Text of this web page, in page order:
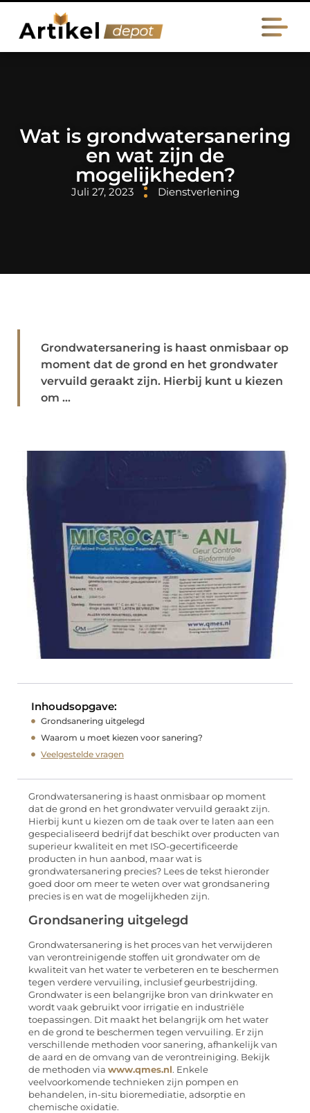
Wat is grondwatersanering
en wat zijn de
mogelijkheden?
Juli 27, 2023 Dienstverlening
Grondwatersanering is haast onmisbaar op
moment dat de grond en het grondwater
vervuild geraakt zijn. Hierbij kunt u kiezen
om ...
Inhoudsopgave:
Grondsanering uitgelegd
Waarom u moet kiezen voor sanering?
Veelgestelde vragen
Grondwatersanering is haast onmisbaar op moment
dat de grond en het grondwater vervuild geraakt zijn.
Hierbij kunt u kiezen om de taak over te laten aan een
gespecialiseerd bedrijf dat beschikt over producten van
superieur kwaliteit en met ISO-gecertificeerde
producten in hun aanbod, maar wat is
grondwatersanering precies? Lees de tekst hieronder
goed door om meer te weten over wat grondsanering
precies is en wat de mogelijkheden zijn.
Grondsanering uitgelegd
Grondwatersanering is het proces van het verwijderen
van verontreinigende stoffen uit grondwater om de
kwaliteit van het water te verbeteren en te beschermen
tegen verdere vervuiling, inclusief geurbestrijding.
Grondwater is een belangrijke bron van drinkwater en
wordt vaak gebruikt voor irrigatie en industriële
toepassingen. Dit maakt het belangrijk om het water
en de grond te beschermen tegen vervuiling. Er zijn
verschillende methoden voor sanering, afhankelijk van
de aard en de omvang van de verontreiniging. Bekijk
de methoden via www.qmes.nl. Enkele
veelvoorkomende technieken zijn pompen en
behandelen, in-situ bioremediatie, adsorptie en
chemische oxidatie.